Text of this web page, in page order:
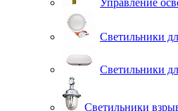
Управление
Светильники
Светильники
Светильники